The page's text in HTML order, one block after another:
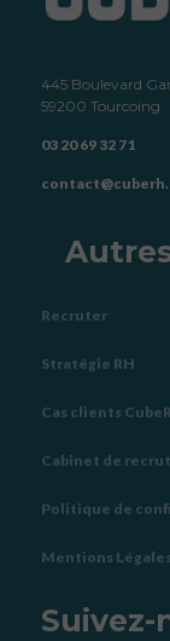
445 Boulevard
59200 Tourcoing
03 20 69 32 71
Recruter
Stratégie RH
Cas clients
Cabinet de
Politique de
Mentions Légales
Suivez-